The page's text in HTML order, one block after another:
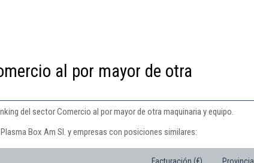
al por mayor de otra
del sector Comercio al por mayor de otra maquinaria y equipo.
Box Am Sl. y empresas con posiciones similares:
Facturación (€) Provincia